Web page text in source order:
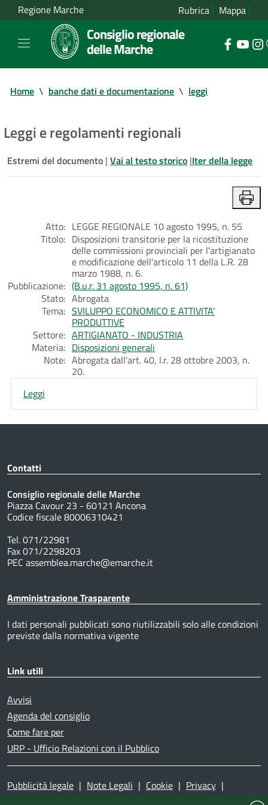
Regione Marche Rubrica Mappa
Consiglio regionale
delle Marche
Home \ banche dati e documentazione \ leggi
Leggi e regolamenti regionali
Estremi del documento | Vai al testo storico |Iter della legge
Atto: LEGGE REGIONALE 10 agosto 1995, n. 55
Titolo: Disposizioni transitorie per la ricostituzione
delle commissioni provinciali per l'artigianato
e modificazione dell'articolo 11 della L.R. 28
marzo 1988, n. 6.
Pubblicazione: (B.u.r. 31 agosto 1995, n. 61)
Stato: Abrogata
Tema: SVILUPPO ECONOMICO E ATTIVITA’
PRODUTTIVE
Settore: ARTIGIANATO - INDUSTRIA
Materia: Disposizioni generali
Note: Abrogata dall'art. 40, l.r. 28 ottobre 2003, n.
20.
Leggi
Contatti
Consiglio regionale delle Marche
Piazza Cavour 23 - 60121 Ancona
Codice fiscale 80006310421
Tel. 071/22981
Fax 071/2298203
PEC assemblea.marche@emarche.it
Amministrazione Trasparente
I dati personali pubblicati sono riutilizzabili solo alle condizioni
previste dalla normativa vigente
Link utili
Avvisi
Agenda del consiglio
Come fare per
URP - Ufficio Relazioni con il Pubblico
Pubblicità legale | Note Legali | Cookie | Privacy |